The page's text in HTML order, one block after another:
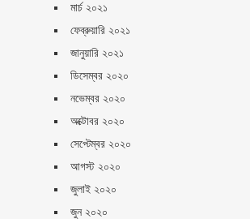
মার্চ ২০২১
ফেব্রুয়ারি ২০২১
জানুয়ারি ২০২১
ডিসেম্বর ২০২০
নভেম্বর ২০২০
অক্টোবর ২০২০
সেপ্টেম্বর ২০২০
আগস্ট ২০২০
জুলাই ২০২০
জুন ২০২০